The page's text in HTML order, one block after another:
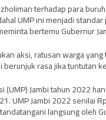
terhadap para
UMP ini menjadi
bertemu Gubernur
aksi, ratusan warga
rasa jika tuntutan
(UMP) Jambi tahun 2022
UMP Jambi 2022 senilai
langsung oleh